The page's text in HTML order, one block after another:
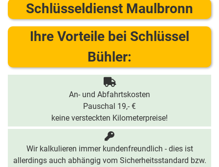
Schlüsseldienst Maulbronn
Ihre Vorteile bei Schlüssel
Bühler:
An- und Abfahrtskosten
Pauschal 19,- €
keine versteckten Kilometerpreise!
Wir kalkulieren immer kundenfreundlich - dies ist
allerdings auch abhängig vom Sicherheitsstandard bzw.